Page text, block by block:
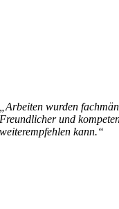
„Arbeiten wurden
Freundlicher und
weiterempfehlen kann.“